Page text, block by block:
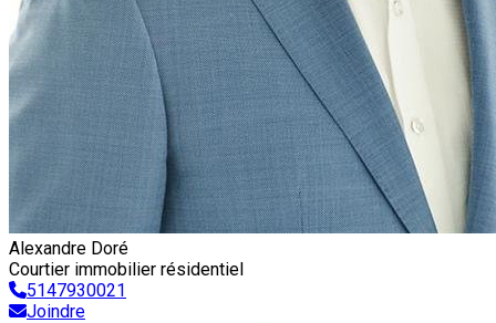
Alexandre Doré
Courtier immobilier résidentiel
5147930021
Joindre